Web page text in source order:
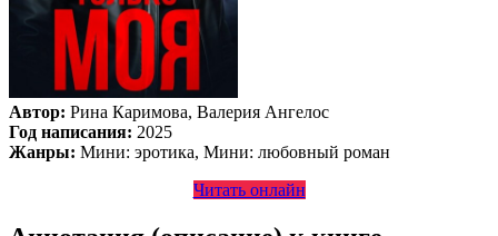
Автор: Рина Каримова, Валерия Ангелос
Год написания: 2025
Жанры: Мини: эротика, Мини: любовный роман
Читать онлайн